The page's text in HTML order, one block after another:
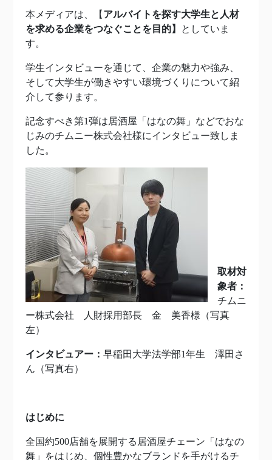
本メディアは、【 アルバイトを探す大学生と人材
を求める企業をつなぐことを目的】
としていま
す。
学生インタビューを通じて、企業の魅力や強み、
そして大学生が働きやすい環境づくりについて紹
介して参ります。
記念すべき第1弾は居酒屋「はなの舞」などでおな
じみのチムニー株式会社様にインタビュー致しま
した。
取材対
象者：
チムニ
ー株式会社 人財採用部長 金 美香様（写真
左）
インタビュアー： 早稲田大学法学部1年生 澤田さ
ん（写真右）
はじめに
全国約500店舗を展開する居酒屋チェーン「はなの
舞」をはじめ、個性豊かなブランドを手がけるチ